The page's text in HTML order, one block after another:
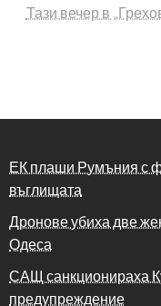
Тази вечер в
ЕК плаши Румъния с
въглищата
Дронове убиха две
Одеса
САЩ санкционираха
предупреждение